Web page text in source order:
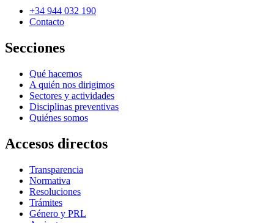
+34 944 032 190
Contacto
Secciones
Qué hacemos
A quién nos dirigimos
Sectores y actividades
Disciplinas preventivas
Quiénes somos
Accesos directos
Transparencia
Normativa
Resoluciones
Trámites
Género y PRL